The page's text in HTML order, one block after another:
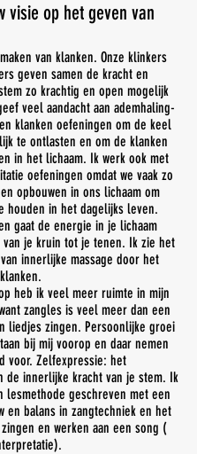
visie op het geven van
van klanken. Onze klinkers
geven samen de kracht en
zo krachtig en open mogelijk
veel aandacht aan ademhaling-
klanken oefeningen om de keel
te ontlasten en om de klanken
in het lichaam. Ik werk ook met
oefeningen omdat we vaak zo
opbouwen in ons lichaam om
houden in het dagelijks leven.
gaat de energie in je lichaam
van je kruin tot je tenen. Ik zie het
innerlijke massage door het
heb ik veel meer ruimte in mijn
zangles is veel meer dan een
liedjes zingen. Persoonlijke groei
bij mij voorop en daar nemen
voor. Zelfexpressie: het
de innerlijke kracht van je stem. Ik
lesmethode geschreven met een
en balans in zangtechniek en het
en werken aan een song (